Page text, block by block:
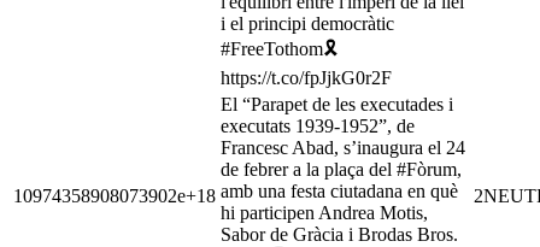
i el principi democràtic
#FreeTothom🎗
https://t.co/fpJjkG0r2F
10974358908073902e+18
El “Parapet de les executades i
executats 1939-1952”, de
Francesc Abad, s’inaugura el 24
de febrer a la plaça del #Fòrum,
amb una festa ciutadana en què
hi participen Andrea Motis,
Sabor de Gràcia i Brodas Bros.
2